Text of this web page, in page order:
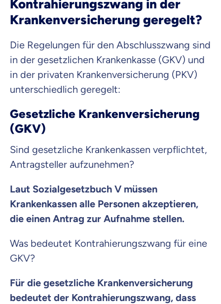
Kontrahierungszwang in der
Krankenversicherung geregelt?
Die Regelungen für den Abschlusszwang sind
in der gesetzlichen Krankenkasse (GKV) und
in der privaten Krankenversicherung (PKV)
unterschiedlich geregelt:
Gesetzliche Krankenversicherung
(GKV)
Sind gesetzliche Krankenkassen verpflichtet,
Antragsteller aufzunehmen?
Laut Sozialgesetzbuch V müssen
Krankenkassen alle Personen akzeptieren,
die einen Antrag zur Aufnahme stellen.
Was bedeutet Kontrahierungszwang für eine
GKV?
Für die gesetzliche Krankenversicherung
bedeutet der Kontrahierungszwang, dass